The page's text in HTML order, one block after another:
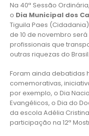
Na 40ª Sessão
o Dia Municipal dos
Tiguila Paes
de 10 de novembro
profissionais que
outras riquezas do Brasil.
Foram ainda debatidas
comemorativas,
por exemplo, o Dia
Evangélicos, o Dia do
da escola Adélia
participação na 12ª